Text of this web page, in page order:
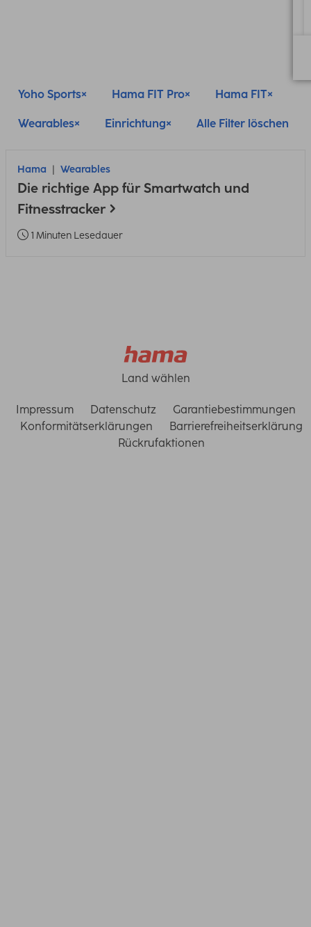
Yoho Sports Hama FIT Pro Hama FIT
Wearables Einrichtung Alle Filter löschen
Hama Wearables
Die richtige App für Smartwatch und
Fitnesstracker
1 Minuten Lesedauer
Land wählen
Impressum Datenschutz
Garantiebestimmungen
Konformitätserklärungen
Barrierefreiheitserklärung
Rückrufaktionen